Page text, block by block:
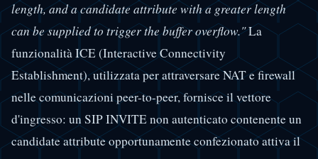
length, and a candidate attribute with a greater length
can be supplied to trigger the buffer overflow."La
funzionalità ICE (Interactive Connectivity
Establishment), utilizzata per attraversare NAT e firewall
nelle comunicazioni peer-to-peer, fornisce il vettore
d'ingresso: un SIP INVITE non autenticato contenente un
candidate attribute opportunamente confezionato attiva il